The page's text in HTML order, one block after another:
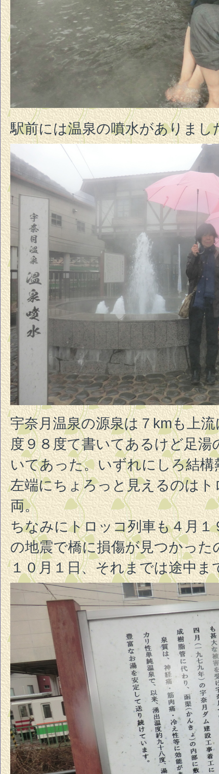
駅前には温泉の噴水がありまし
宇奈月温泉の源泉は７kmも上
度９８度て書いてあるけど足湯
いてあった。いずれにしろ結構
左端にちょろっと見えるのは
両。
ちなみにトロッコ列車も４月
の地震で橋に損傷が見つかっ
１０月１日、それまでは途中